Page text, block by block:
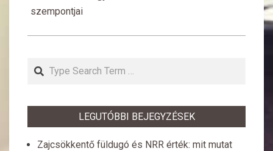
szempontjai
Search
LEGUTÓBBI BEJEGYZÉSEK
Zajcsökkentő füldugó és NRR érték: mit mutat